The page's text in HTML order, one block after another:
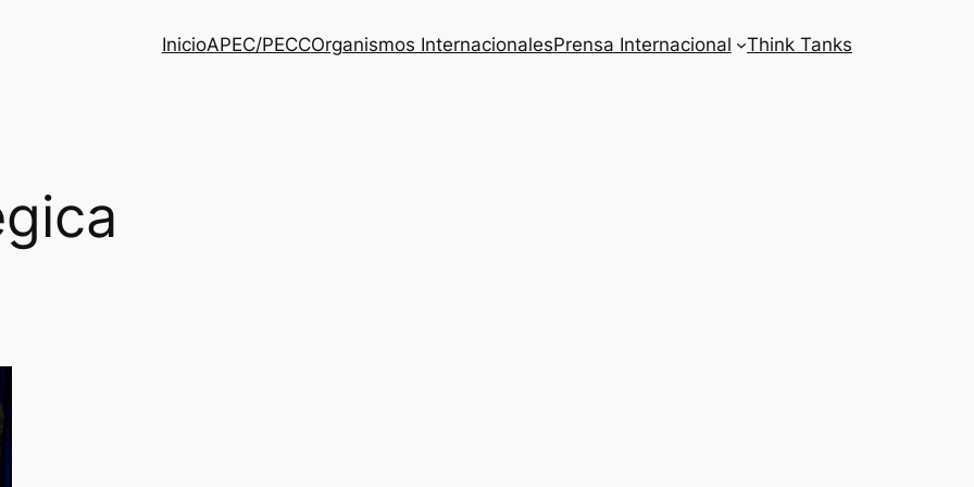
InicioAPEC/PECCOrganismos InternacionalesPrensa Internacional Think Tanks